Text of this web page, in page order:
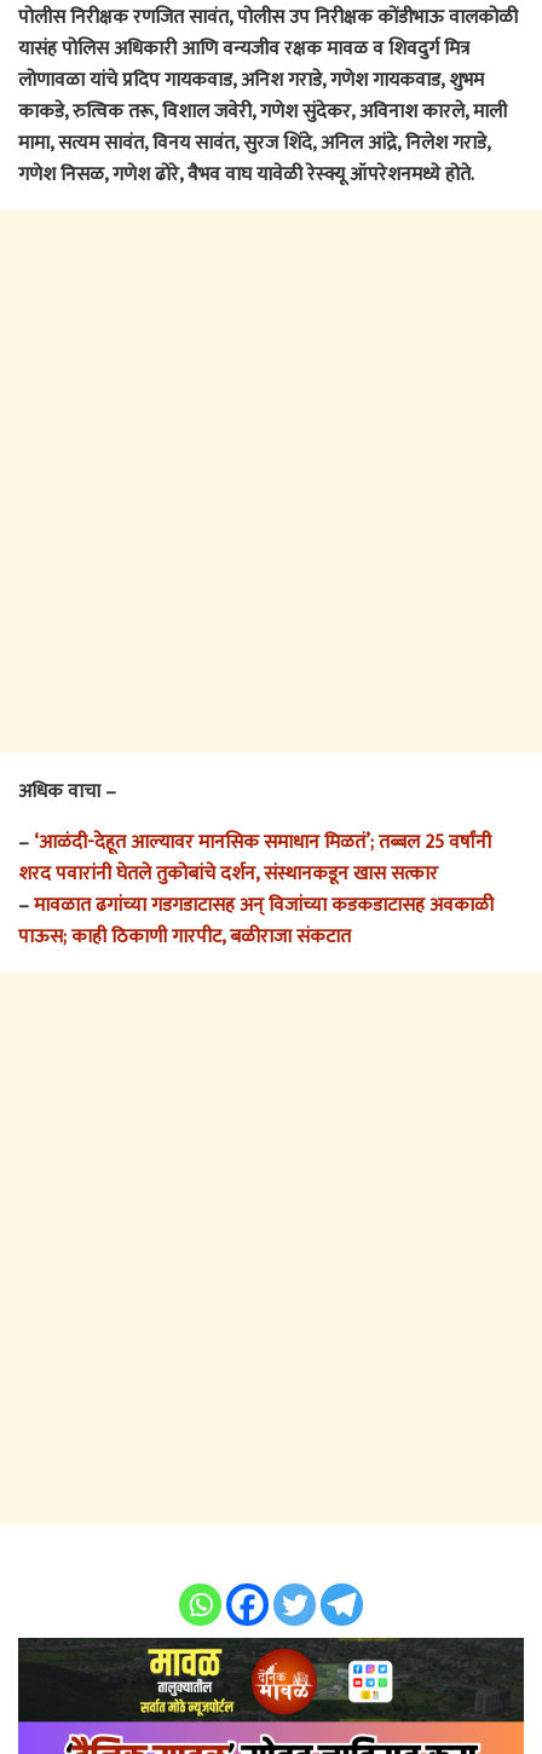
पोलीस निरीक्षक रणजित सावंत, पोलीस उप निरीक्षक कोंडीभाऊ वालकोळी
यासंह पोलिस अधिकारी आणि वन्यजीव रक्षक मावळ व शिवदुर्ग मित्र
लोणावळा यांचे प्रदिप गायकवाड, अनिश गराडे, गणेश गायकवाड, शुभम
काकडे, रुत्विक तरू, विशाल जवेरी, गणेश सुंदेकर, अविनाश कारले, माली
मामा, सत्यम सावंत, विनय सावंत, सुरज शिंदे, अनिल आंद्रे, निलेश गराडे,
गणेश निसळ, गणेश ढोरे, वैभव वाघ यावेळी रेस्क्यू ऑपरेशनमध्ये होते.
अधिक वाचा –
–‘आळंदी-देहूत आल्यावर मानसिक समाधान मिळतं’; तब्बल 25 वर्षांनी
शरद पवारांनी घेतले तुकोबांचे दर्शन, संस्थानकडून खास सत्कार
–मावळात ढगांच्या गडगडाटासह अन् विजांच्या कडकडाटासह अवकाळी
पाऊस; काही ठिकाणी गारपीट, बळीराजा संकटात